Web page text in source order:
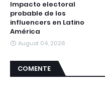
Impacto electoral
probable de los
influencers en Latino
América
August 04, 2026
COMENTE